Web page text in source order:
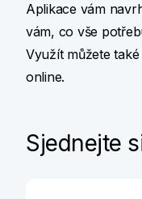
Aplikace vám
vám, co vše
Využít můžete
online.
Sjednejte